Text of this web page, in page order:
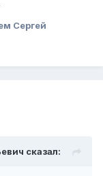
Сергей
сказал: